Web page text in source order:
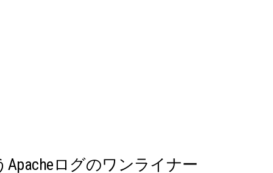
Apacheログのワンライナー